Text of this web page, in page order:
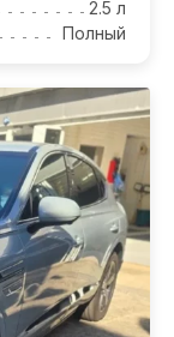
2.5 л
Полный